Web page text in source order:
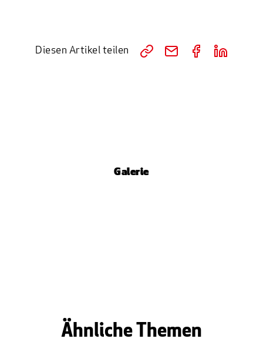
Diesen Artikel teilen
Galerie
Ähnliche Themen